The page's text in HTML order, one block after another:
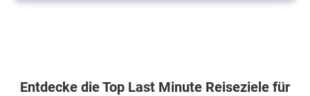
Entdecke die Top Last Minute Reiseziele für